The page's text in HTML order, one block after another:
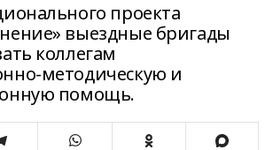
проекта
выездные бригады
коллегам
методическую и
помощь.